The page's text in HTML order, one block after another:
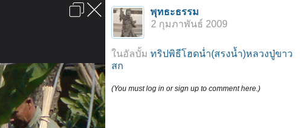
เข้าสู่ระบบหรือลงทะเบียน
ลงโฆษณา ติดต่อเรา ช่วยเหลือ
พุทธะธรรม
2 กุมภาพันธ์ 2009
ในอัลบั้ม ทริปพิธีโฮดน่ำ(สรงน้ำ)หลวงปู่ขาว
สก
(You must log in or sign up to comment here.)